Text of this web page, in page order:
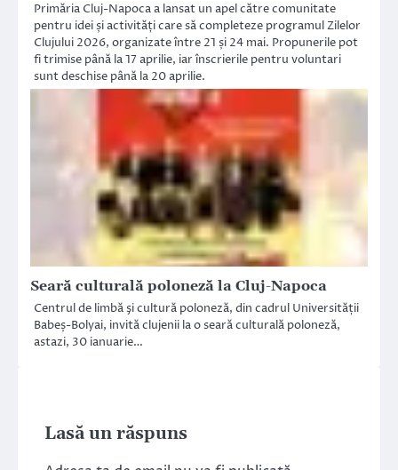
Primăria Cluj-Napoca a lansat un apel către comunitate
pentru idei și activități care să completeze programul Zilelor
Clujului 2026, organizate între 21 și 24 mai. Propunerile pot
fi trimise până la 17 aprilie, iar înscrierile pentru voluntari
sunt deschise până la 20 aprilie.
Seară culturală poloneză la Cluj-Napoca
Centrul de limbă şi cultură poloneză, din cadrul Universității
Babeș-Bolyai, invită clujenii la o seară culturală poloneză,
astazi, 30 ianuarie…
Lasă un răspuns